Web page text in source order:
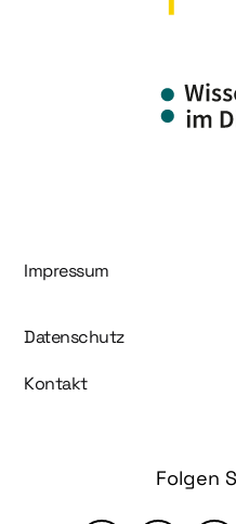
Impressum
Datenschutz
Kontakt
Folgen